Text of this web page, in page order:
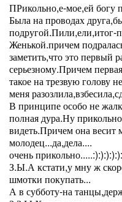
ПРикольно,е-мое,ей богу
Была на проводах
подругой.Пили,ели,итог-
Женькой.причем
заметить,что это первый
серьезному.Причем
такое на трезвую голову
меня
В принципе особо не
полная дура.Ну
видеть.Причем она весит
молодец...да,дела....
очень
З.Ы.А кстати,у мну ж
шмотки покупать...
А в субботу-на